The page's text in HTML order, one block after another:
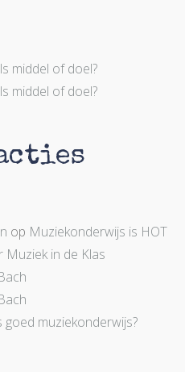
middel of doel?
middel of doel?
op Muziekonderwijs is HOT
Muziek in de Klas
goed muziekonderwijs?